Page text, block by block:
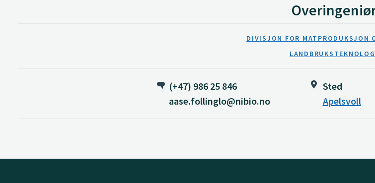
DIVISJON FOR MATPRODUKSJON
(+47) 986 25 846
aase.follinglo@nibio.no
Sted
Apelsvoll